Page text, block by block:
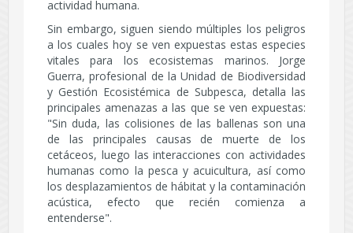
actividad humana.
Sin embargo, siguen siendo múltiples los peligros
a los cuales hoy se ven expuestas estas especies
vitales para los ecosistemas marinos. Jorge
Guerra, profesional de la Unidad de Biodiversidad
y Gestión Ecosistémica de Subpesca, detalla las
principales amenazas a las que se ven expuestas:
"Sin duda, las colisiones de las ballenas son una
de las principales causas de muerte de los
cetáceos, luego las interacciones con actividades
humanas como la pesca y acuicultura, así como
los desplazamientos de hábitat y la contaminación
acústica, efecto que recién comienza a
entenderse".